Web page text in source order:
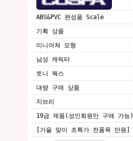
ABS&PVC 완성품 Scale
기획 상품
미니어쳐 모형
남성 캐릭터
토니 웍스
대량 구매 상품
지브리
19금 제품(성인회원만 구매 가능)
[가을 맞이 초특가 전품목 만원]